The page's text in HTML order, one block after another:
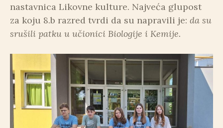
nastavnica Likovne kulture. Najveća glupost
za koju 8.b razred tvrdi da su napravili je: da su
srušili patku u učionici Biologije i Kemije.